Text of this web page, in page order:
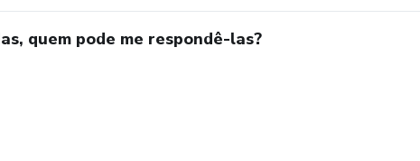
quem pode me respondê-las?